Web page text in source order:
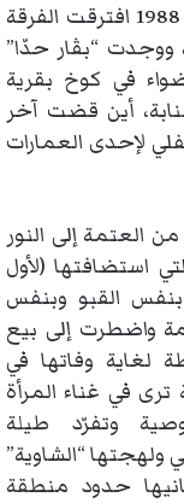
بعد وفاة الزوج و الحبيب ابراهيم سنة 1988 افترقت الفرقة
ووجدت “بڤار حدّا”
في كوخ بقرية
أين قضت آخر
لإحدى العمارات
العتمة إلى النور
استضافتها (لأول
الحياة بنفس القبو وبنفس
واضطرت إلى بيع
لغاية وفاتها في
في غناء المرأة
وتفرّد طيلة
ولهجتها “الشاوية”
حدود منطقة